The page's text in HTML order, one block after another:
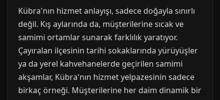
Kübra'nın hizmet anlayışı, sadece doğayla sınırlı
değil. Kış aylarında da, müşterilerine sıcak ve
samimi ortamlar sunarak farklılık yaratıyor.
Çayıralan ilçesinin tarihi sokaklarında yürüyüşler
ya da yerel kahvehanelerde geçirilen samimi
akşamlar, Kübra'nın hizmet yelpazesinin sadece
birkaç örneği. Müşterilerine her daim dinamik bir